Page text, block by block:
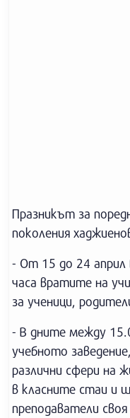
Празникът за
поколения
- От 15 до 24
часа вратите на
за ученици,
- В дните между
учебното
различни сфери на
в класните стаи и
преподаватели